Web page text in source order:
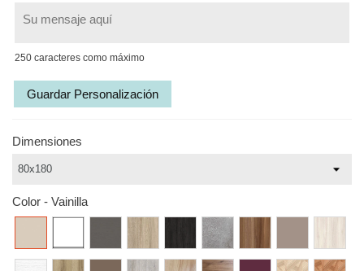
250 caracteres como máximo
Guardar Personalización
Dimensiones
Color - Vainilla
AntracitaCambrian Hormigón
Nordico Vintage Natura Nogal BerenjenaCrack Crack